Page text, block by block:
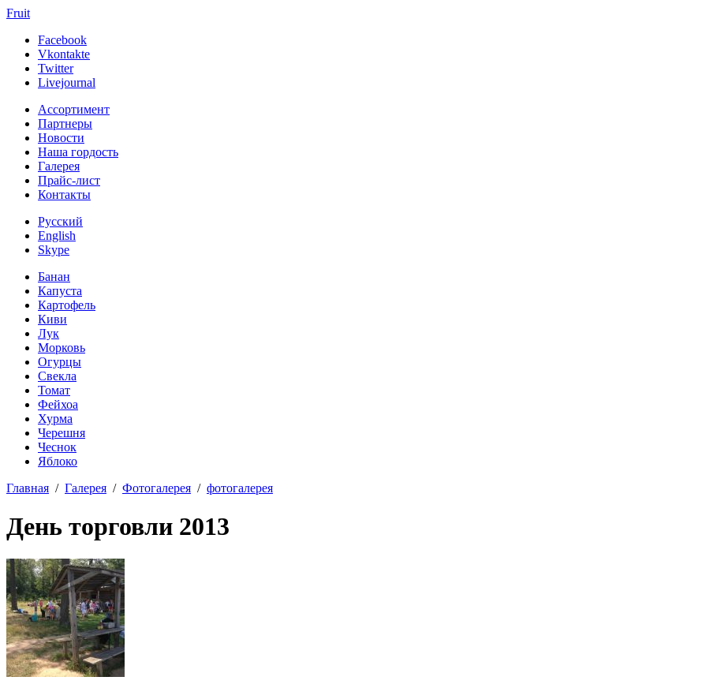
Fruit
Facebook
Vkontakte
Twitter
Livejournal
Ассортимент
Партнеры
Новости
Наша гордость
Галерея
Прайс-лист
Контакты
Русский
English
Skype
Банан
Капуста
Картофель
Киви
Лук
Морковь
Огурцы
Свекла
Томат
Фейхоа
Хурма
Черешня
Чеснок
Яблоко
Главная / Галерея / Фотогалерея / фотогалерея
День торговли 2013